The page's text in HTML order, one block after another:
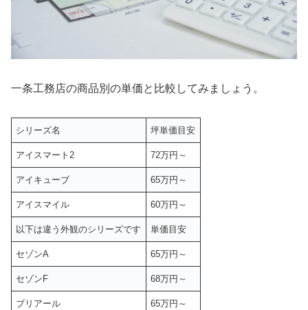
一条工務店の商品別の単価と比較してみましょう。
シリーズ名 坪単価目安
アイスマート2 72万円～
アイキューブ 65万円～
アイスマイル 60万円～
以下は違う外観のシリーズです 単価目安
セゾンA 65万円～
セゾンF 68万円～
ブリアール 65万円～